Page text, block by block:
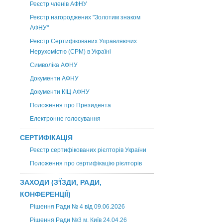
Реєстр членів АФНУ
Реєстр нагороджених "Золотим знаком
АФНУ"
Реєстр Сертифікованих Управляючих
Нерухомістю (CPM) в Україні
Символіка АФНУ
Документи АФНУ
Документи КІЦ АФНУ
Положення про Президента
Електронне голосування
СЕРТИФІКАЦІЯ
Реєстр сертифікованих рієлторів України
Положення про сертифікацію рієлторів
ЗАХОДИ (З'ЇЗДИ, РАДИ,
КОНФЕРЕНЦІЇ)
Рішення Ради № 4 від 09.06.2026
Рішення Ради №3 м. Київ 24.04.26